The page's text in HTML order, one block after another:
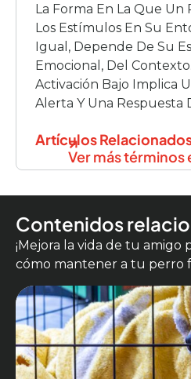
La Forma En La Que Un
Los Estímulos En Su
Igual, Depende De Su
Emocional, Del
Activación Bajo Implica
Alerta Y Una Respuesta
Un Estado De Alerta
Artículos
Ver más
Contenidos
¡Mejora la vida de tu
cómo mantener a tu perro